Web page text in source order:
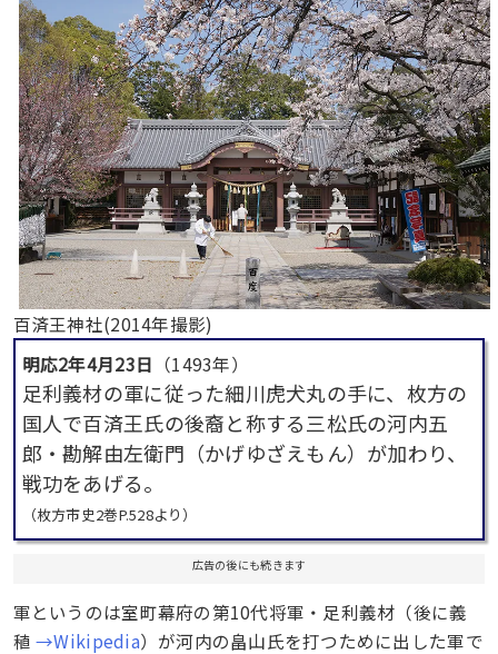
百済王神社(2014年撮影)
明応2年4月23日 （1493年）
足利義材の軍に従った細川虎犬丸の手に、枚方の
国人で百済王氏の後裔と称する三松氏の河内五
郎・勘解由左衛門（かげゆざえもん）が加わり、
戦功をあげる。
（枚方市史2巻P.528より）
広告の後にも続きます
軍というのは室町幕府の第10代将軍・足利義材（後に義
稙→Wikipedia）が河内の畠山氏を打つために出した軍で